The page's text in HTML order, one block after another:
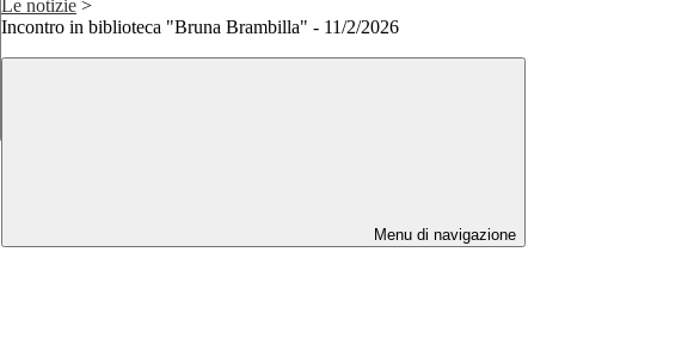
Le notizie >
Incontro in biblioteca "Bruna Brambilla" - 11/2/2026
Menu di navigazione